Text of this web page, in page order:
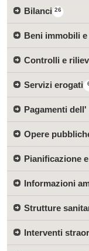
26
Bilanci
Beni immobili
Controlli e
Servizi erogati
Pagamenti
Opere
Pianificazione
Informazioni
Strutture
Interventi